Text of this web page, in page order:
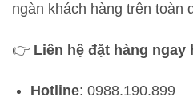
ngàn khách hàng trên toàn
👉 Liên hệ đặt hàng ngay
Hotline: 0988.190.899